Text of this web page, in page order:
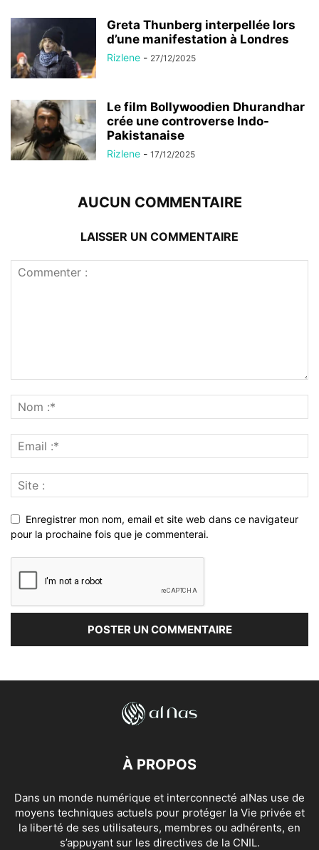
Greta Thunberg interpellée lors
d’une manifestation à Londres
Rizlene - 27/12/2025
Le film Bollywoodien Dhurandhar
crée une controverse Indo-
Pakistanaise
Rizlene - 17/12/2025
AUCUN COMMENTAIRE
LAISSER UN COMMENTAIRE
Enregistrer mon nom, email et site web dans ce navigateur
pour la prochaine fois que je commenterai.
À PROPOS
Dans un monde numérique et interconnecté alNas use de
moyens techniques actuels pour protéger la Vie privée et
la liberté de ses utilisateurs, membres ou adhérents, en
s’appuyant sur les directives de la CNIL.